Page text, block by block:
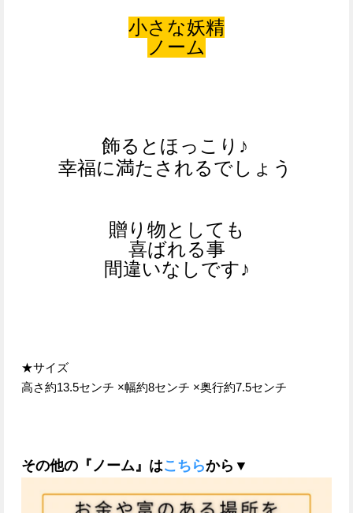
小さな妖精
ノーム
飾るとほっこり♪
幸福に満たされるでしょう
贈り物としても
喜ばれる事
間違いなしです♪
★サイズ
高さ約13.5センチ ×幅約8センチ ×奥行約7.5センチ
その他の『ノーム』はこちらから▼